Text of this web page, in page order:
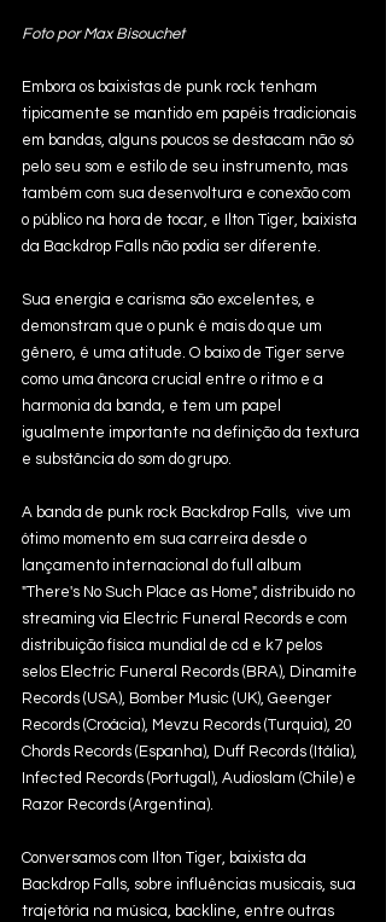
Foto por Max Bisouchet
Embora os baixistas de punk rock tenham
tipicamente se mantido em papéis tradicionais
em bandas, alguns poucos se destacam não só
pelo seu som e estilo de seu instrumento, mas
também com sua desenvoltura e conexão com
o público na hora de tocar, e Ilton Tiger, baixista
da Backdrop Falls não podia ser diferente.
Sua energia e carisma são excelentes, e
demonstram que o punk é mais do que um
gênero, é uma atitude. O baixo de Tiger serve
como uma âncora crucial entre o ritmo e a
harmonia da banda, e tem um papel
igualmente importante na definição da textura
e substância do som do grupo.
A banda de punk rock Backdrop Falls,  vive um
ótimo momento em sua carreira desde o
lançamento internacional do full album
"There's No Such Place as Home", distribuído no
streaming via Electric Funeral Records e com
distribuição física mundial de cd e k7 pelos
selos Electric Funeral Records (BRA), Dinamite
Records (USA), Bomber Music (UK), Geenger
Records (Croácia), Mevzu Records (Turquia), 20
Chords Records (Espanha), Duff Records (Itália),
Infected Records (Portugal), Audioslam (Chile) e
Razor Records (Argentina).
Conversamos com Ilton Tiger, baixista da
Backdrop Falls, sobre influências musicais, sua
trajetória na música, backline, entre outras